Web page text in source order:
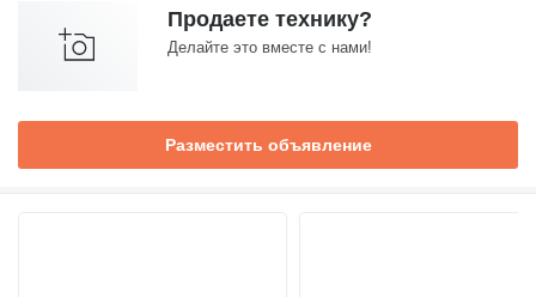
Продаете технику?
Делайте это вместе с нами!
Разместить объявление